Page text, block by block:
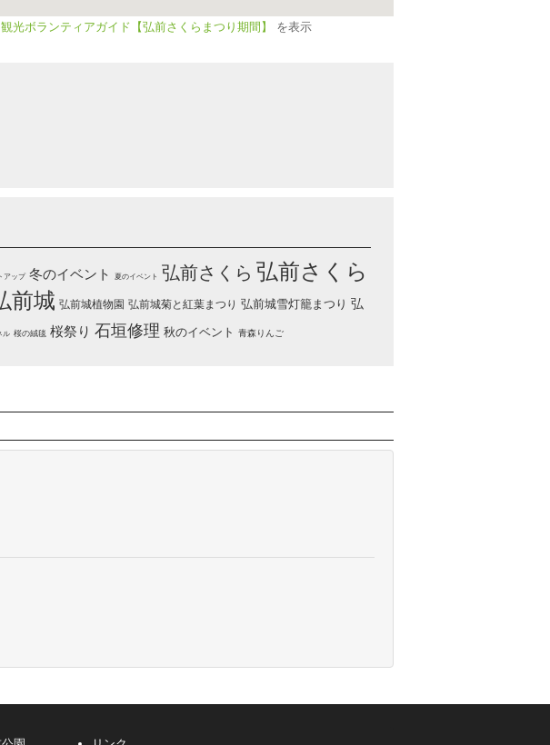
光ボランティアガイド【弘前さくらまつり期間】 を表示
アップ 冬のイベント 夏のイベント 弘前さくら 弘前さくら
前城 弘前城植物園 弘前城菊と紅葉まつり 弘前城雪灯籠まつり 弘
ル 桜の絨毯 桜祭り 石垣修理 秋のイベント 青森りんご